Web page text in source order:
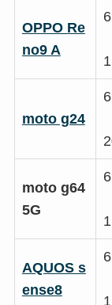
OPPO Re
no9 A
moto g24
moto g64
5G
AQUOS s
ense8